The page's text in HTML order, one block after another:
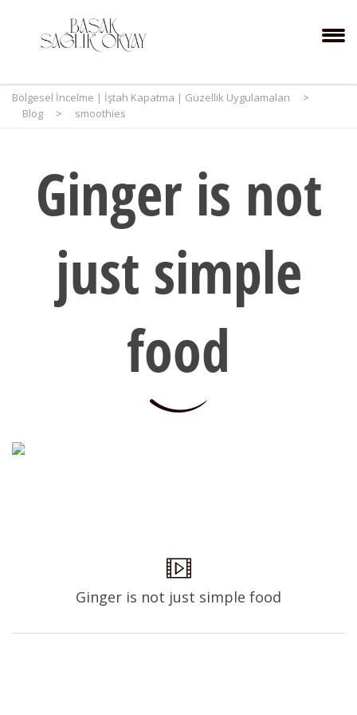
Bölgesel İncelme | İştah Kapatma | Güzellik Uygulamaları
>
Blog
> smoothies
Ginger is not
just simple
food
Ginger is not just simple food